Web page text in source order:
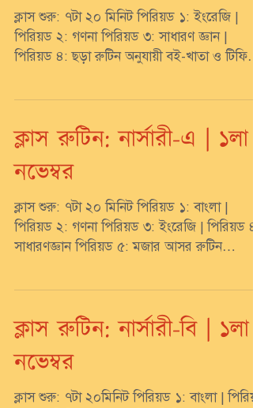
ক্লাস শুরু: ৭টা ২০ মিনিট পিরিয়ড ১: ইংরেজি |
পিরিয়ড ২: গণনা পিরিয়ড ৩: সাধারণ জ্ঞান |
পিরিয়ড ৪: ছড়া রুটিন অনুযায়ী বই-খাতা ও টিফিন
ক্লাস রুটিন: নার্সারী-এ | ১লা
নভেম্বর
ক্লাস শুরু: ৭টা ২০ মিনিট পিরিয়ড ১: বাংলা |
পিরিয়ড ২: গণনা পিরিয়ড ৩: ইংরেজি | পিরিয়ড ৪:
সাধারণজ্ঞান পিরিয়ড ৫: মজার আসর রুটিন
ক্লাস রুটিন: নার্সারী-বি | ১লা
নভেম্বর
ক্লাস শুরু: ৭টা ২০মিনিট পিরিয়ড ১: বাংলা |